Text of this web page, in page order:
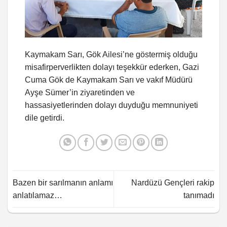
Kaymakam Sarı, Gök Ailesi’ne göstermiş olduğu
misafirperverlikten dolayı teşekkür ederken, Gazi
Cuma Gök de Kaymakam Sarı ve vakıf Müdürü
Ayşe Sümer’in ziyaretinden ve
hassasiyetlerinden dolayı duyduğu memnuniyeti
dile getirdi.
Bazen bir sarılmanın anlamı
anlatılamaz…
Nardüzü Gençleri rakip
tanımadı